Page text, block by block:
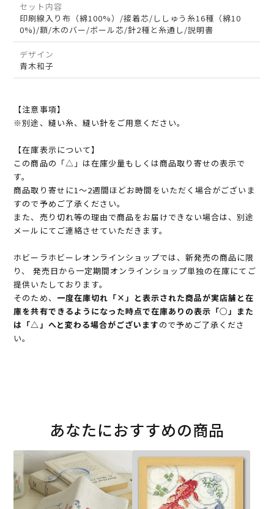
セット内容
印刷線入り布（綿100%）/接着芯/ししゅう糸16種（綿10
0%)/額/木のバー/ボール芯/針2種と糸通し/説明書
デザイン
青木和子
【注意事項】
※別途、縫い糸、縫い針をご用意ください。
【在庫表示について】
この商品の「△」は在庫少量もしくは商品取り寄せの表示で
す。
商品取り寄せに1～2週間ほどお時間をいただく場合がございま
すので予めご了承ください。
また、売り切れ等の理由で商品をお届けできない場合は、別途
メールにてご連絡させていただきます。
ホビーラホビーレオンラインショップでは、新発売の商品に限
り、 発売日から一定期間オンラインショップ単独の在庫にてご
提供いたしております。
そのため、 一度在庫切れ「×」と表示された商品が実店舗と在
庫を共有できるようになった時点で在庫ありの表示「○」また
は「△」へと変わる場合がございますので予めご了承くださ
い。
あなたにおすすめの商品